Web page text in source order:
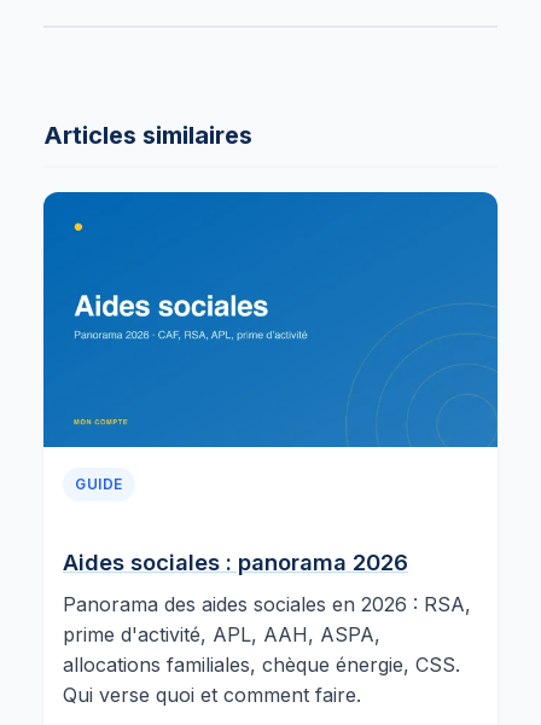
Articles similaires
GUIDE
Aides sociales : panorama 2026
Panorama des aides sociales en 2026 : RSA,
prime d'activité, APL, AAH, ASPA,
allocations familiales, chèque énergie, CSS.
Qui verse quoi et comment faire.